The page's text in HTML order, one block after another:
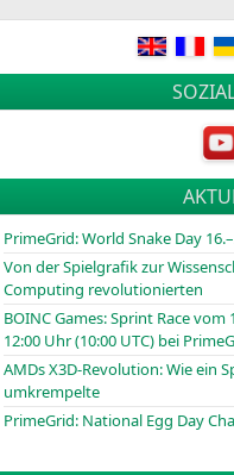
PrimeGrid: World Snake Day
Von der Spielgrafik zur
Computing revolutionierten
BOINCGames: Sprint Race vom
12:00 Uhr (10:00 UTC) bei
AMDs X3D-Revolution: Wie ein
umkrempelte
PrimeGrid: National Egg Day